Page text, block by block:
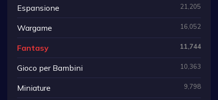
Espansione 21,205
Wargame 16,052
Fantasy 11,744
Gioco per Bambini 10,363
Miniature 9,798